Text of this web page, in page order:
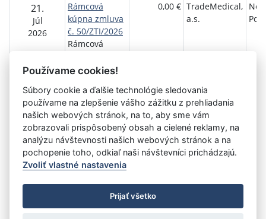
21.
Júl
2026
Rámcová
kúpna zmluva
č. 50/ZTI/2026
Rámcová
č. 50/ZTI/2026
0,00 € TradeMedical,
a.s.
1Aktuálna
stránka
1
2 3 4 5 6 7 8 9 10
»
Úrad vlády SR
- Všetky práva vyhradené
Prehlásenie o prístupnosti
Zmluvy do 31.12.2010
Nastavenia cookies
Používame cookies!
Súbory cookie a ďalšie technológie sledovania
používame na zlepšenie vášho zážitku z prehliadania
našich webových stránok, na to, aby sme vám
zobrazovali prispôsobený obsah a cielené reklamy, na
analýzu návštevnosti našich webových stránok a na
pochopenie toho, odkiaľ naši návštevníci prichádzajú.
Zvoliť vlastné nastavenia
Prijať všetko